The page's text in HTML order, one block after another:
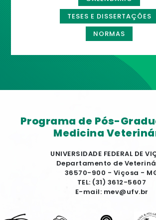
TESES E DISSERTAÇÕES
NORMAS
Programa de Pós-
Medicina
UNIVERSIDADE FEDERAL DE
Departamento de
36570-900 - Viçosa -
TEL: (31) 3612-5607
E-mail: mev@ufv.br